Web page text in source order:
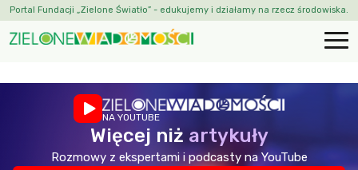
Portal Fundacji „Zielone Światło” - edukujemy i działamy na rzecz środowiska.
NA YOUTUBE
Więcej niż artykuły
Rozmowy z ekspertami i podcasty na YouTube